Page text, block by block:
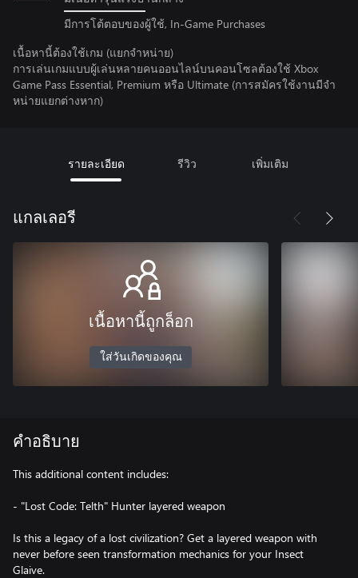
มีการโต้ตอบของผู้ใช้, In-Game Purchases
เนื้อหานี้ต้องใช้เกม (แยกจำหน่าย)
การเล่นเกมแบบผู้เล่นหลายคนออนไลน์บนคอนโซลต้องใช้ Xbox
Game Pass Essential, Premium หรือ Ultimate (การสมัครใช้งานมีจํา
หน่ายแยกต่างหาก)
รายละเอียด รีวิว เพิ่มเติม
แกลเลอรี
เนื้อหานี้ถูกล็อก
ใส่วันเกิดของคุณ
คำอธิบาย
This additional content includes:
- "Lost Code: Telth" Hunter layered weapon
Is this a legacy of a lost civilization? Get a layered weapon with
never before seen transformation mechanics for your Insect
Glaive.